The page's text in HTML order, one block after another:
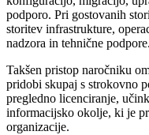
podporo. Pri gostovanih
storitev infrastrukture,
nadzora in tehnične podpore.
Takšen pristop naročniku
pridobi skupaj s strokovno
pregledno licenciranje,
informacijsko okolje, ki je
organizacije.